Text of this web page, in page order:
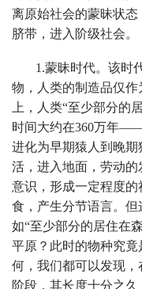
离原始社会的蒙昧状
脐带，进入阶级社会。
1.蒙昧时代。该
物，人类的制造品仅
上，人类“至少部分的
时间大约在360万年
进化为早期猿人到晚
活，进入地面，劳动
意识，形成一定程度
食，产生分节语言。
如“至少部分的居住在
平原？此时的物种究竟
何，我们都可以发现
阶段，其长度十分之